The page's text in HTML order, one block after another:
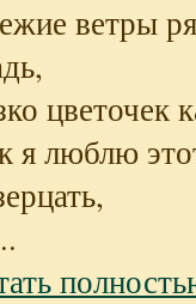
ветры
цветочек
я люблю